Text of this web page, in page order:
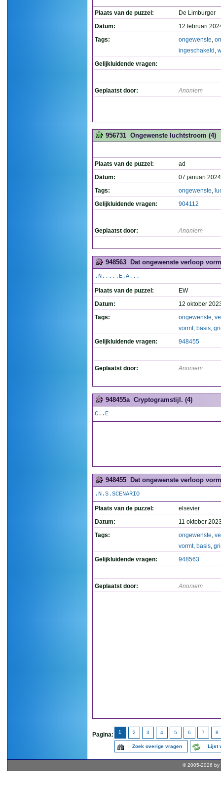
Plaats van de puzzel:
De Limburger
Datum:
12 februari
Tags:
ongewenste,
ingeschakeld ,
Gelijkluidende vragen:
Geplaatst door: Anoniem
956731 Ongewenste luchtstroom (4)
Plaats van de puzzel:
ad
Datum:
07 januari
Tags:
ongewenste,
Gelijkluidende vragen:
904112
Geplaatst door: Anoniem
948563 Dat ongewenste verloop
.N.....E.A...
Plaats van de puzzel:
EW
Datum:
12 oktober
Tags:
ongewenste,
vormt, basis,
Gelijkluidende vragen:
948455
Geplaatst door: Anoniem
948455a Cryptogramstijl. (4)
C..E
948455 Dat ongewenste verloop
.N.S.SCENARIO
Plaats van de puzzel:
elsevier
Datum:
11 oktober
Tags:
ongewenste,
vormt, basis,
Gelijkluidende vragen:
948563
Geplaatst door: Anoniem
Pagina: 1 2 3 4 5 6 7 8
Zoek overige vragen Lijst
© 2005-2026 by